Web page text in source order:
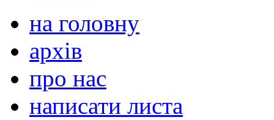
на головну
архів
про нас
написати листа